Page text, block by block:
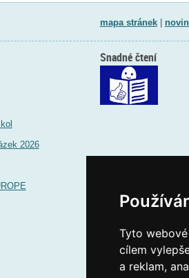
Tyto
cílem
a reklam,
mapa stránek|
2026
Snadné čtení